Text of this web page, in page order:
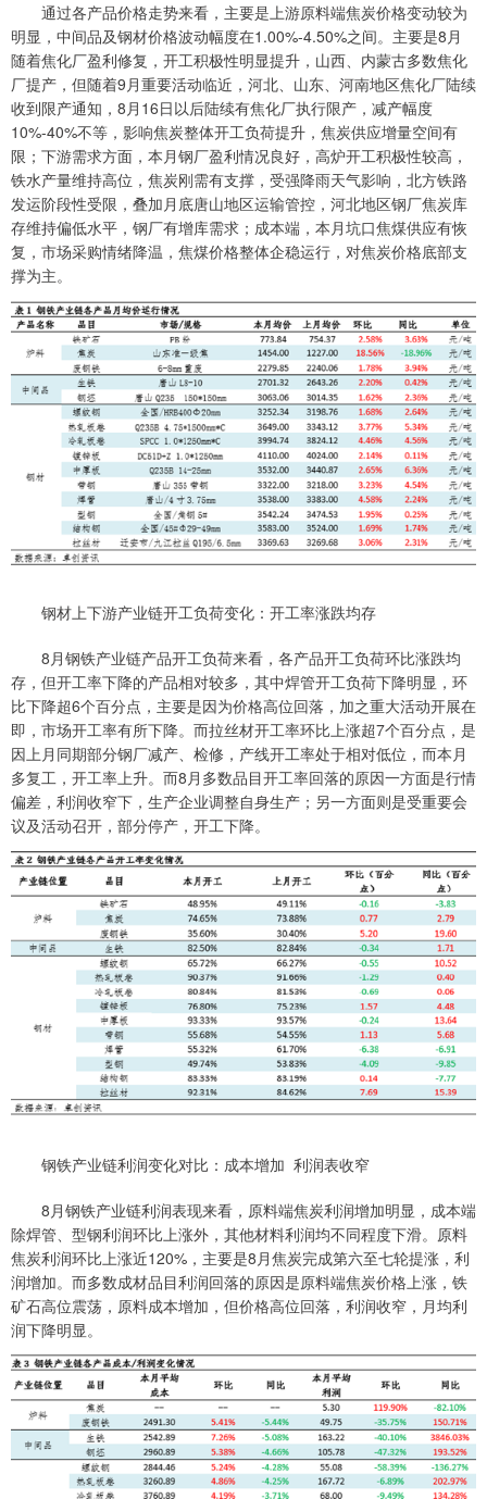
通过各产品价格走势来看，主要是上游原料端焦炭价格变动较为
明显，中间品及钢材价格波动幅度在1.00%-4.50%之间。主要是8月
随着焦化厂盈利修复，开工积极性明显提升，山西、内蒙古多数焦化
厂提产，但随着9月重要活动临近，河北、山东、河南地区焦化厂陆续
收到限产通知，8月16日以后陆续有焦化厂执行限产，减产幅度
10%-40%不等，影响焦炭整体开工负荷提升，焦炭供应增量空间有
限；下游需求方面，本月钢厂盈利情况良好，高炉开工积极性较高，
铁水产量维持高位，焦炭刚需有支撑，受强降雨天气影响，北方铁路
发运阶段性受限，叠加月底唐山地区运输管控，河北地区钢厂焦炭库
存维持偏低水平，钢厂有增库需求；成本端，本月坑口焦煤供应有恢
复，市场采购情绪降温，焦煤价格整体企稳运行，对焦炭价格底部支
撑为主。
钢材上下游产业链开工负荷变化：开工率涨跌均存
8月钢铁产业链产品开工负荷来看，各产品开工负荷环比涨跌均
存，但开工率下降的产品相对较多，其中焊管开工负荷下降明显，环
比下降超6个百分点，主要是因为价格高位回落，加之重大活动开展在
即，市场开工率有所下降。而拉丝材开工率环比上涨超7个百分点，是
因上月同期部分钢厂减产、检修，产线开工率处于相对低位，而本月
多复工，开工率上升。而8月多数品目开工率回落的原因一方面是行情
偏差，利润收窄下，生产企业调整自身生产；另一方面则是受重要会
议及活动召开，部分停产，开工下降。
钢铁产业链利润变化对比：成本增加 利润表收窄
8月钢铁产业链利润表现来看，原料端焦炭利润增加明显，成本端
除焊管、型钢利润环比上涨外，其他材料利润均不同程度下滑。原料
焦炭利润环比上涨近120%，主要是8月焦炭完成第六至七轮提涨，利
润增加。而多数成材品目利润回落的原因是原料端焦炭价格上涨，铁
矿石高位震荡，原料成本增加，但价格高位回落，利润收窄，月均利
润下降明显。